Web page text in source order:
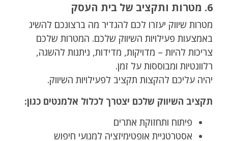
6. מטרות ותקציב של בית העסק
מטרות שיווק יעזרו לכם להגדיר מה ברצונכם להשיג
באמצעות פעילויות השיווק שלכם. המטרות שלכם
צריכות להיות – מדויקות, מדידות, ניתנות להשגה,
רלוונטיות ומבוססות על זמן.
יהיה עליכם להקצות תקציב לפעילויות השיווק.
תקציב השיווק שלכם יצטרך לכלול אלמנטים כגון:
פיתוח ותחזוקת אתרים
אסטרטגיית אופטימיזציה למנועי חיפוש